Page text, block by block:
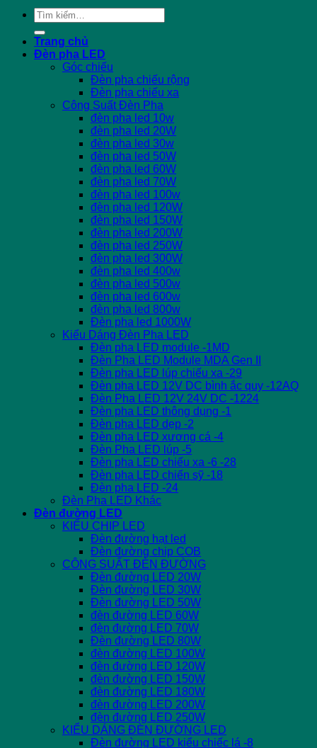
Tìm
kiếm:
Trang chủ
Đèn pha LED
Góc chiếu
Đèn pha chiếu rộng
Đèn pha chiếu xa
Công Suất Đèn Pha
đèn pha led 10w
đèn pha led 20W
đèn pha led 30w
đèn pha led 50W
đèn pha led 60W
đèn pha led 70W
đèn pha led 100w
đèn pha led 120W
đèn pha led 150W
đèn pha led 200W
đèn pha led 250W
đèn pha led 300W
đèn pha led 400w
đèn pha led 500w
đèn pha led 600w
đèn pha led 800w
Đèn pha led 1000W
Kiểu Dáng Đèn Pha LED
Đèn pha LED module -1MD
Đèn Pha LED Module MDA Gen II
Đèn pha LED lúp chiếu xa -29
Đèn pha LED 12V DC bình ắc quy -12AQ
Đèn Pha LED 12V 24V DC -1224
Đèn pha LED thông dụng -1
Đèn pha LED dẹp -2
Đèn pha LED xương cá -4
Đèn Pha LED lúp -5
Đèn pha LED chiếu xa -6 -28
Đèn pha LED chiến sỹ -18
Đèn pha LED -24
Đèn Pha LED Khác
Đèn đường LED
KIỂU CHIP LED
Đèn đường hạt led
Đèn đường chip COB
CÔNG SUẤT ĐÈN ĐƯỜNG
Đèn đường LED 20W
Đèn đường LED 30W
Đèn đường LED 50W
đèn đường LED 60W
đèn đường LED 70W
Đèn đường LED 80W
đèn đường LED 100W
đèn đường LED 120W
đèn đường LED 150W
đèn đường LED 180W
đèn đường LED 200W
đèn đường LED 250W
KIỂU DÁNG ĐÈN ĐƯỜNG LED
Đèn đường LED kiểu chiếc lá -8